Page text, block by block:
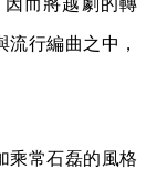
行編曲之中，
乘常石磊的風格